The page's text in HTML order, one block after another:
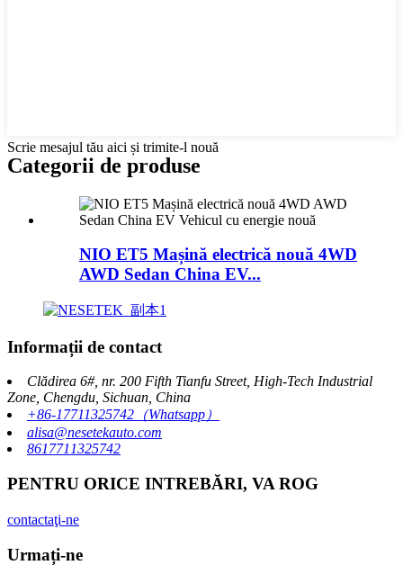
Scrie mesajul tău aici și trimite-l nouă
Categorii de produse
NIO ET5 Mașină electrică nouă 4WD
AWD Sedan China EV...
Informații de contact
Clădirea 6#, nr. 200 Fifth Tianfu Street, High-Tech Industrial
Zone, Chengdu, Sichuan, China
+86-17711325742（Whatsapp）
alisa@nesetekauto.com
8617711325742
PENTRU ORICE INTREBĂRI, VA ROG
contactaţi-ne
Urmați-ne